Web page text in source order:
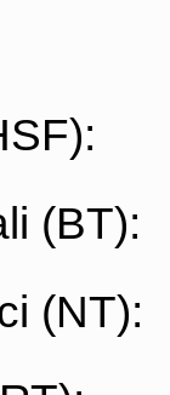
(BT):
(NT):